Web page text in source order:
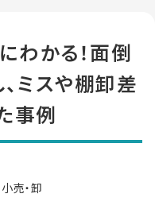
わかる！面倒
ミスや棚卸差
事例
売・卸